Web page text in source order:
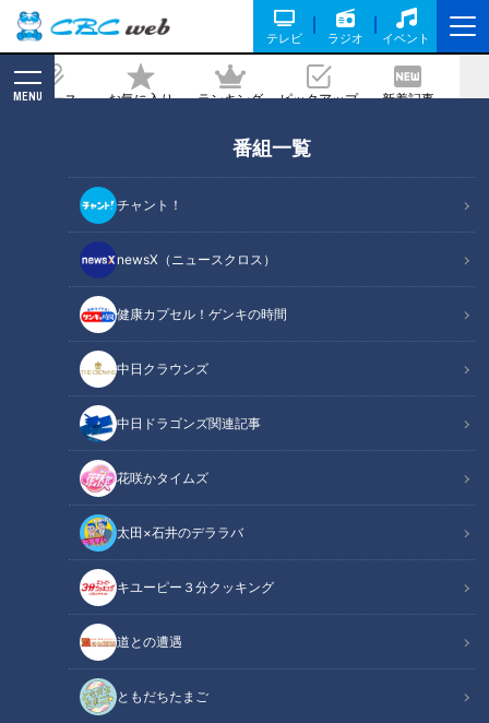
テレビ ラジオ イベント
ニュース お気に入り ランキング ピックアップ 新着記事
MENU
番組一覧
チャント！
newsX（ニュースクロス）
健康カプセル！ゲンキの時間
中日クラウンズ
中日ドラゴンズ関連記事
花咲かタイムズ
太田×石井のデララバ
キユーピー３分クッキング
道との遭遇
ともだちたまご
今年は外で！！暑さ回避の策は…～CBC
テレビ定期配信型ドキュメンタリー「ピ
エロと呼ばれた息子」第６４話
記事に戻る
父母の努力！去年は風呂場でプールも…今年は外で！！暑さ回避の策
は…～CBCテレビ定期配信型ドキュメンタリー「ピエロと呼ばれた息
子」第６４話